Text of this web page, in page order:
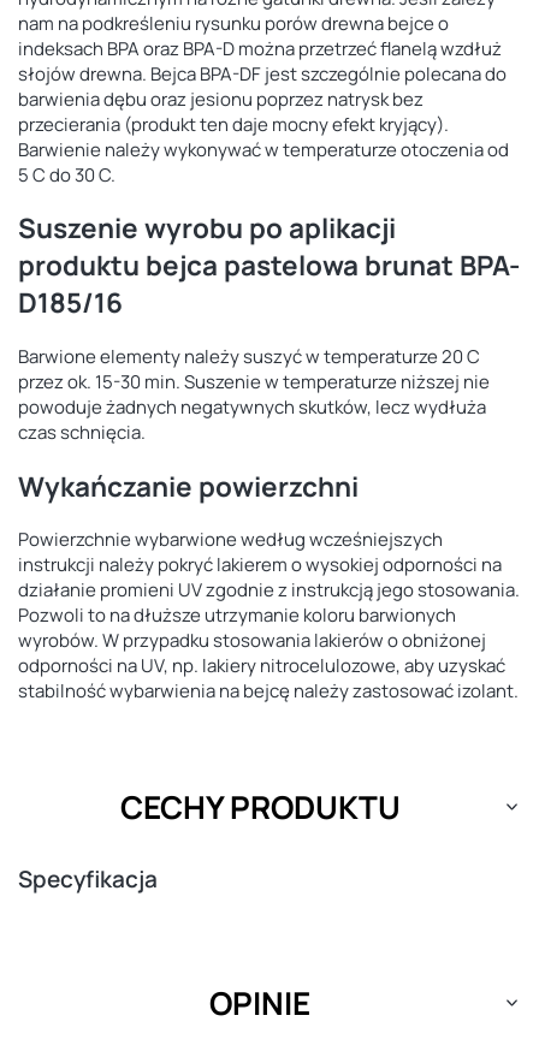
nam na podkreśleniu rysunku porów drewna bejce o
indeksach BPA oraz BPA-D można przetrzeć flanelą wzdłuż
słojów drewna. Bejca BPA-DF jest szczególnie polecana do
barwienia dębu oraz jesionu poprzez natrysk bez
przecierania (produkt ten daje mocny efekt kryjący).
Barwienie należy wykonywać w temperaturze otoczenia od
5 C do 30 C.
Suszenie wyrobu po aplikacji
produktu bejca pastelowa brunat BPA-
D185/16
Barwione elementy należy suszyć w temperaturze 20 C
przez ok. 15-30 min. Suszenie w temperaturze niższej nie
powoduje żadnych negatywnych skutków, lecz wydłuża
czas schnięcia.
Wykańczanie powierzchni
Powierzchnie wybarwione według wcześniejszych
instrukcji należy pokryć lakierem o wysokiej odporności na
działanie promieni UV zgodnie z instrukcją jego stosowania.
Pozwoli to na dłuższe utrzymanie koloru barwionych
wyrobów. W przypadku stosowania lakierów o obniżonej
odporności na UV, np. lakiery nitrocelulozowe, aby uzyskać
stabilność wybarwienia na bejcę należy zastosować izolant.
CECHY PRODUKTU
Specyfikacja
OPINIE